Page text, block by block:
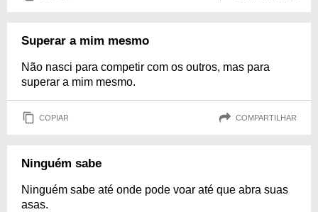
Superar a mim mesmo
Não nasci para competir com os outros, mas para
superar a mim mesmo.
COPIAR COMPARTILHAR
Ninguém sabe
Ninguém sabe até onde pode voar até que abra suas
asas.